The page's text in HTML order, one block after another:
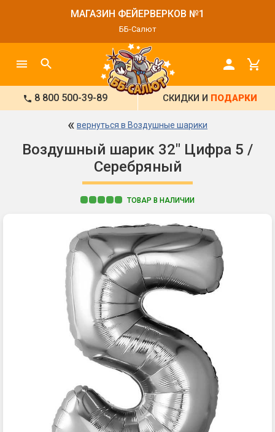
МАГАЗИН ФЕЙЕРВЕРКОВ №1
ББ-Салют
8 800 500-39-89 СКИДКИ И ПОДАРКИ
« вернуться в Воздушные шарики
Воздушный шарик 32" Цифра 5 /
Серебряный
ТОВАР В НАЛИЧИИ